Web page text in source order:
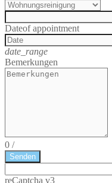
Dateof appointment
date_range
Bemerkungen
0 /
Senden
reCaptcha v3